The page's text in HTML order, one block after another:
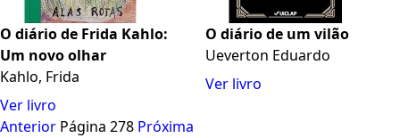
O diário de Frida Kahlo:
Um novo olhar
Kahlo, Frida
Ver livro
O diário de um vilão
Ueverton Eduardo
Ver livro
Anterior Página 278 Próxima